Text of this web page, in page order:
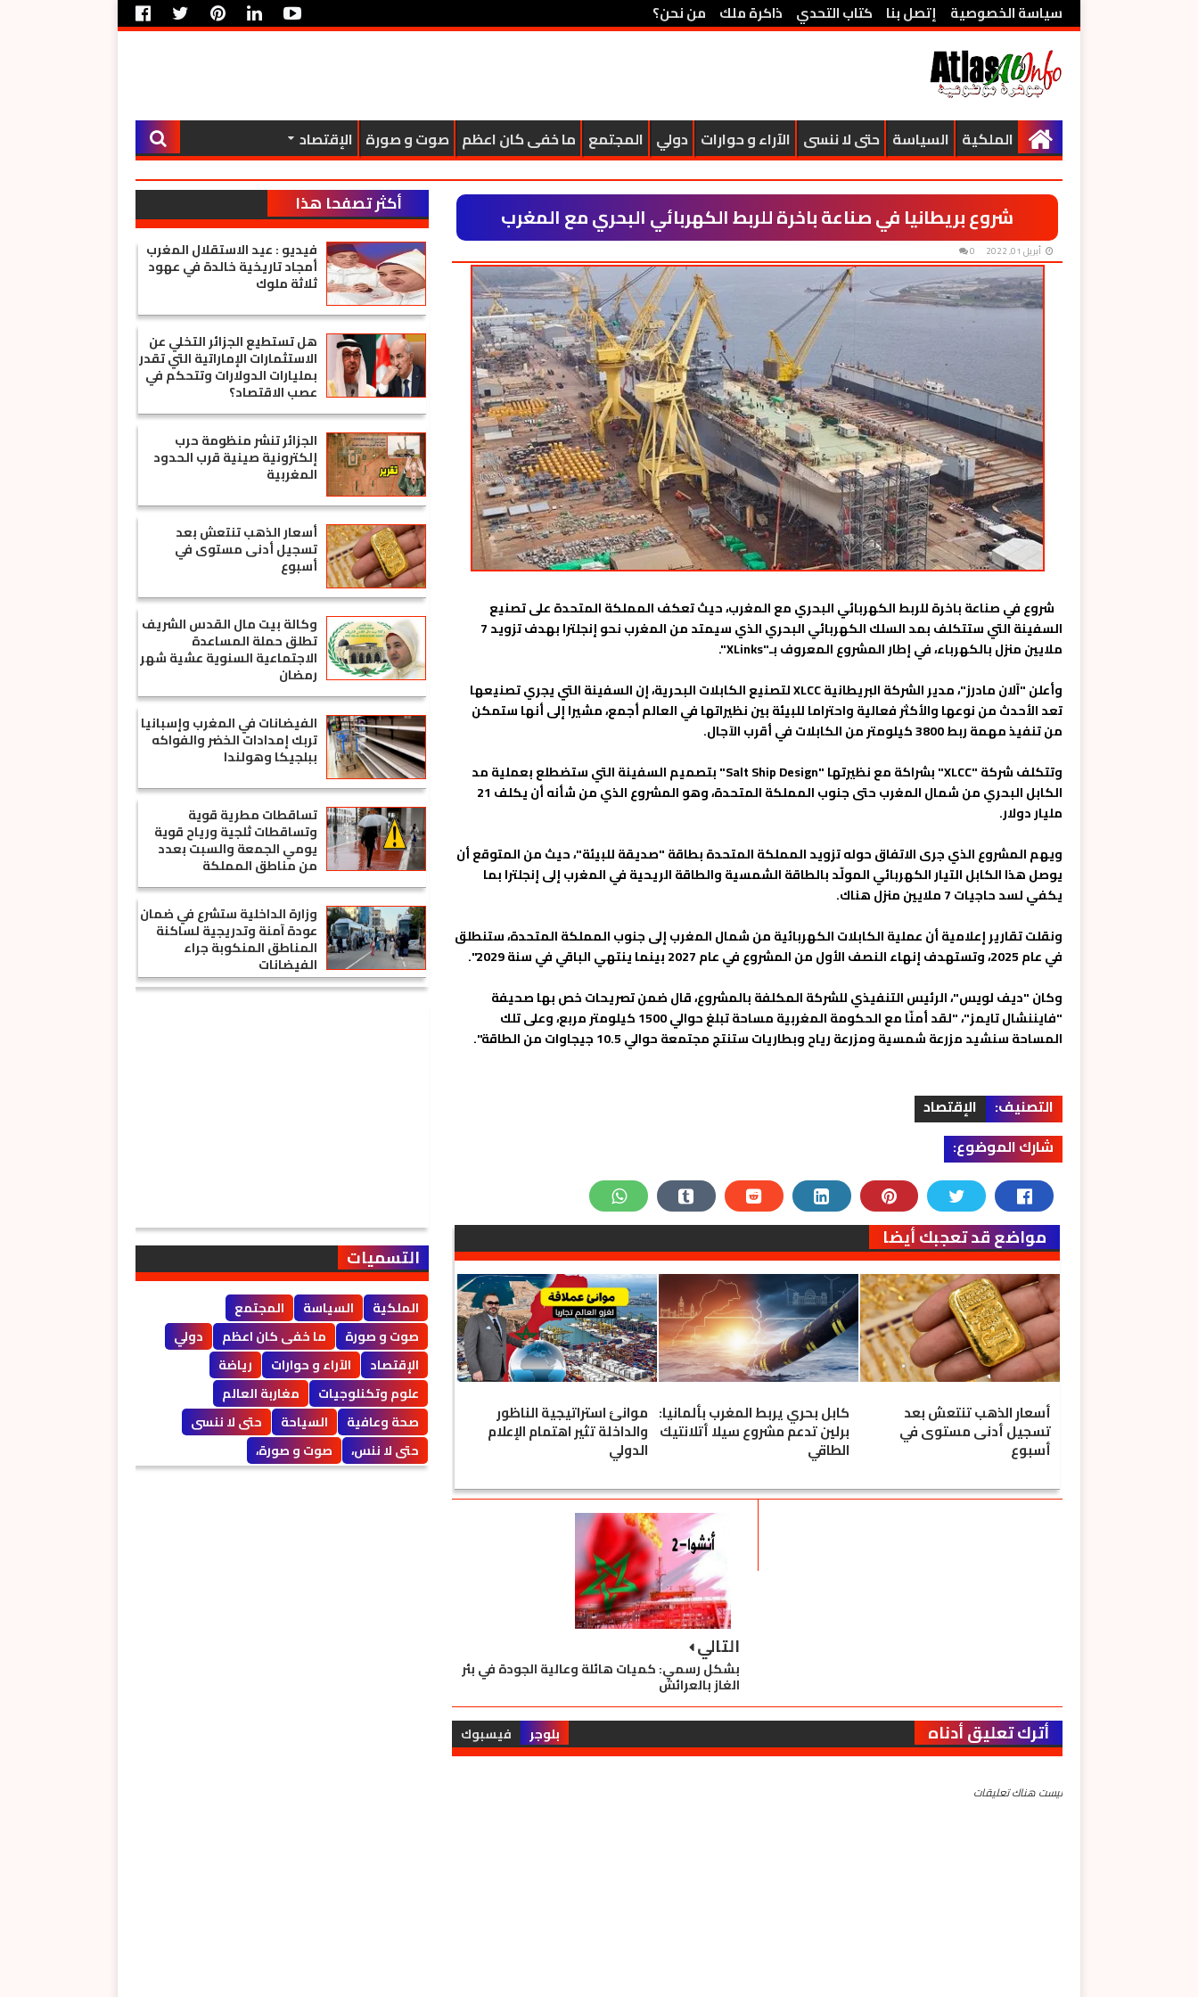
سياسة الخصوصية إتصل بنا كتاب التحدي ذاكرة ملك من نحن؟
الملكية السياسة حتى لا ننسى الآراء و حوارات دولي المجتمع ما خفى كان اعظم صوت و صورة الإقتصاد
شروع بريطانيا في صناعة باخرة للربط الكهربائي البحري مع المغرب
أبريل 01, 2022 0
شروع في صناعة باخرة للربط الكهربائي البحري مع المغرب، حيث تعكف المملكة المتحدة على تصنيع
السفينة التي ستتكلف بمد السلك الكهربائي البحري الذي سيمتد من المغرب نحو إنجلترا بهدف تزويد 7
ملايين منزل بالكهرباء، في إطار المشروع المعروف بـ"XLinks".
وأعلن "آلان مادرز"، مدير الشركة البريطانية XLCC لتصنيع الكابلات البحرية، إن السفينة التي يجري تصنيعها
تعد الأحدث من نوعها والأكثر فعالية واحتراما للبيئة بين نظيراتها في العالم أجمع، مشيرا إلى أنها ستمكن
من تنفيذ مهمة ربط 3800 كيلومتر من الكابلات في أقرب الآجال.
وتتكلف شركة "XLCC" بشراكة مع نظيرتها "Salt Ship Design" بتصميم السفينة التي ستضطلع بعملية مد
الكابل البحري من شمال المغرب حتى جنوب المملكة المتحدة، وهو المشروع الذي من شأنه أن يكلف 21
مليار دولار.
ويهم المشروع الذي جرى الاتفاق حوله تزويد المملكة المتحدة بطاقة "صديقة للبيئة"، حيث من المتوقع أن
يوصل هذا الكابل التيار الكهربائي المولّد بالطاقة الشمسية والطاقة الريحية في المغرب إلى إنجلترا بما
يكفي لسد حاجيات 7 ملايين منزل هناك.
ونقلت تقارير إعلامية أن عملية الكابلات الكهربائية من شمال المغرب إلى جنوب المملكة المتحدة، ستنطلق
في عام 2025، وتستهدف إنهاء النصف الأول من المشروع في عام 2027 بينما ينتهي الباقي في سنة 2029".
وكان "ديف لويس"، الرئيس التنفيذي للشركة المكلفة بالمشروع، قال ضمن تصريحات خص بها صحيفة
"فايننشال تايمز"، "لقد أمنّا مع الحكومة المغربية مساحة تبلغ حوالي 1500 كيلومتر مربع، وعلى تلك
المساحة سنشيد مزرعة شمسية ومزرعة رياح وبطاريات ستنتج مجتمعة حوالي 10.5 جيجاوات من الطاقة".
التصنيف:
الإقتصاد
شارك الموضوع:
مواضع قد تعجبك أيضا
أسعار الذهب تنتعش بعد
تسجيل أدنى مستوى في
أسبوع
كابل بحري يربط المغرب بألمانيا:
برلين تدعم مشروع سيلا أتلانتيك
الطاقي
موانئ استراتيجية الناظور
والداخلة تثير اهتمام الإعلام
الدولي
التالي
بشكل رسمي: كميات هائلة وعالية الجودة في بئر
الغاز بالعرائش
أترك تعليق أدناه بلوجر فيسبوك
ليست هناك تعليقات
أكثر تصفحا هذا
الأسبوع
فيديو : عيد الاستقلال المغرب
أمجاد تاريخية خالدة في عهود
ثلاثة ملوك
هل تستطيع الجزائر التخلي عن
الاستثمارات الإماراتية التي تقدر
بمليارات الدولارات وتتحكم في
عصب الاقتصاد؟
الجزائر تنشر منظومة حرب
إلكترونية صينية قرب الحدود
المغربية
أسعار الذهب تنتعش بعد
تسجيل أدنى مستوى في
أسبوع
وكالة بيت مال القدس الشريف
تطلق حملة المساعدة
الاجتماعية السنوية عشية شهر
رمضان
الفيضانات في المغرب وإسبانيا
تربك إمدادات الخضر والفواكه
ببلجيكا وهولندا
تساقطات مطرية قوية
وتساقطات ثلجية ورياح قوية
يومي الجمعة والسبت بعدد
من مناطق المملكة
وزارة الداخلية ستشرع في ضمان
عودة آمنة وتدريجية لساكنة
المناطق المنكوبة جراء
الفيضانات
التسميات
الملكية السياسة
المجتمع
صوت و صورة
ما خفى كان اعظم
دولي
الإقتصاد
الآراء و حوارات
رياضة
علوم وتكنلوجيات
مغاربة العالم
صحة وعافية
السياحة
حتى لا ننسى
حتى لا ننس،
صوت و صورة،